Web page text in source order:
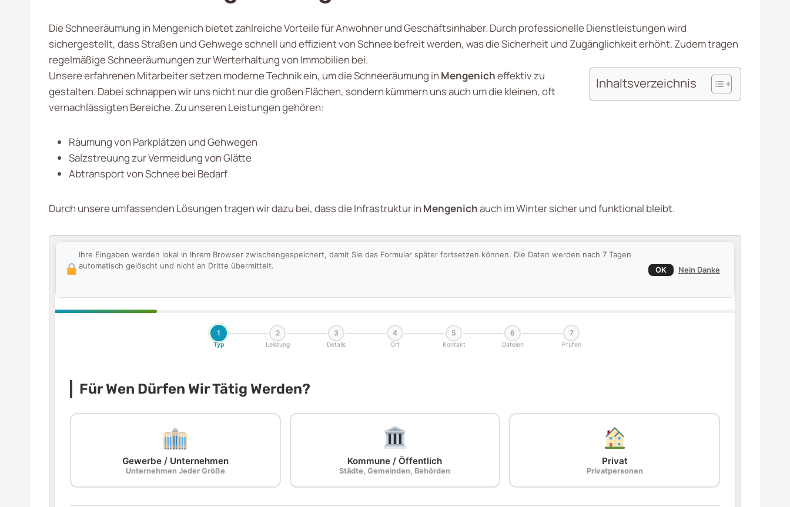
Die Schneeräumung in Mengenich bietet zahlreiche Vorteile für Anwohner und Geschäftsinhaber. Durch professionelle Dienstleistungen wird
sichergestellt, dass Straßen und Gehwege schnell und effizient von Schnee befreit werden, was die Sicherheit und Zugänglichkeit erhöht. Zudem tragen
regelmäßige Schneeräumungen zur Werterhaltung von Immobilien bei.
Inhaltsverzeichnis
Unsere erfahrenen Mitarbeiter setzen moderne Technik ein, um die Schneeräumung in Mengenicheffektiv zu
gestalten. Dabei schnappen wir uns nicht nur die großen Flächen, sondern kümmern uns auch um die kleinen, oft
vernachlässigten Bereiche. Zu unseren Leistungen gehören:
Räumung von Parkplätzen und Gehwegen
Salzstreuung zur Vermeidung von Glätte
Abtransport von Schnee bei Bedarf
Durch unsere umfassenden Lösungen tragen wir dazu bei, dass die Infrastruktur in Mengenichauch im Winter sicher und funktional bleibt.
Ihre Eingaben werden lokal in Ihrem Browser zwischengespeichert, damit Sie das Formular später fortsetzen können. Die Daten werden nach 7 Tagen
automatisch gelöscht und nicht an Dritte übermittelt.
OK Nein Danke
1
Typ
2
Leistung
3
Details
4
Ort
5
Kontakt
6
Dateien
7
Prüfen
Für Wen Dürfen Wir Tätig Werden?
Gewerbe / Unternehmen
Unternehmen Jeder Größe
Kommune / Öffentlich
Städte, Gemeinden, Behörden
Privat
Privatpersonen